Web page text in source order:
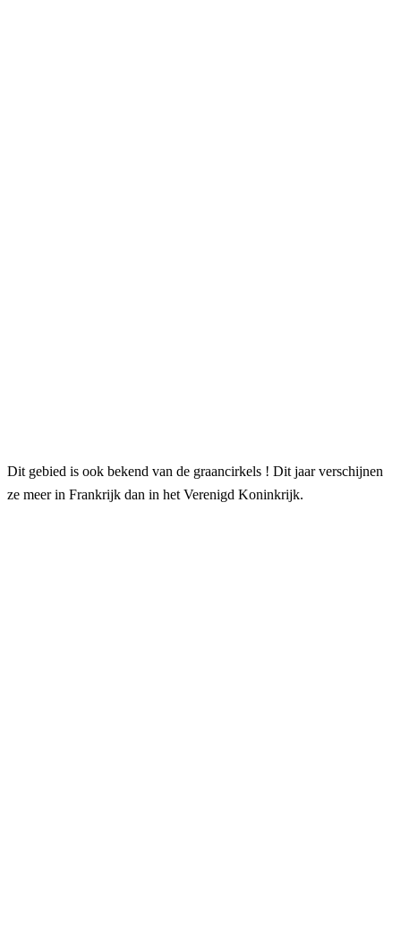
Dit gebied is ook bekend van de graancirkels ! Dit jaar verschijnen
ze meer in Frankrijk dan in het Verenigd Koninkrijk.